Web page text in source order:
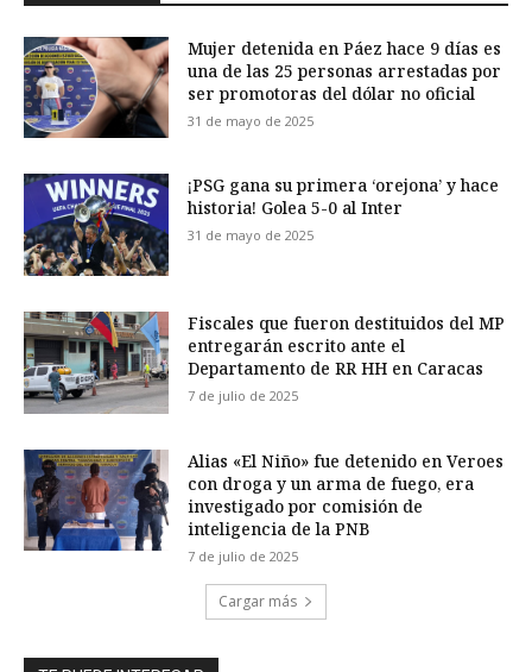
Mujer detenida en Páez hace 9 días es
una de las 25 personas arrestadas por
ser promotoras del dólar no oficial
31 de mayo de 2025
¡PSG gana su primera ‘orejona’ y hace
historia! Golea 5-0 al Inter
31 de mayo de 2025
Fiscales que fueron destituidos del MP
entregarán escrito ante el
Departamento de RR HH en Caracas
7 de julio de 2025
Alias «El Niño» fue detenido en Veroes
con droga y un arma de fuego, era
investigado por comisión de
inteligencia de la PNB
7 de julio de 2025
Cargar más